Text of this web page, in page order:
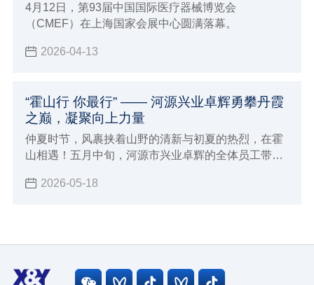
4月12日，第93届中国国际医疗器械博览会
（CMEF）在上海国家会展中心圆满落幕。
2026-04-13
“霍山行 你最行” —— 河源兴业卓辉勇攀丹霞
之巅，凝聚向上力量
仲夏时节，风裹挟着山野的清新与初夏的热烈，在霍
山相遇！五月中旬，河源市兴业卓辉的全体员工带着
建之旅。
2026-05-18